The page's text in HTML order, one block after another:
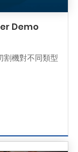
Demo
機對不同類型